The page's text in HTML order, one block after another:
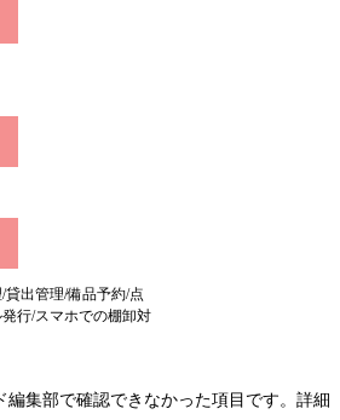
出管理/備品予約/点
行/スマホでの棚卸対
集部で確認できなかった項目です。詳細